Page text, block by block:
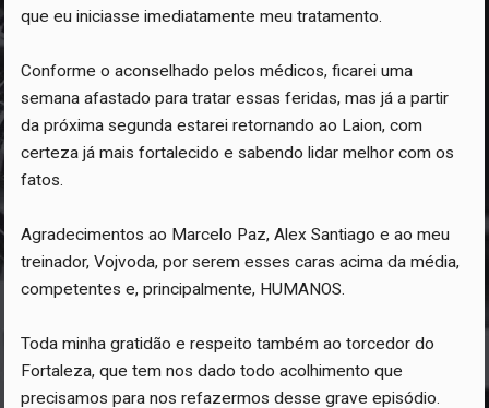
que eu iniciasse imediatamente meu tratamento.
Conforme o aconselhado pelos médicos, ficarei uma
semana afastado para tratar essas feridas, mas já a partir
da próxima segunda estarei retornando ao Laion, com
certeza já mais fortalecido e sabendo lidar melhor com os
fatos.
Agradecimentos ao Marcelo Paz, Alex Santiago e ao meu
treinador, Vojvoda, por serem esses caras acima da média,
competentes e, principalmente, HUMANOS.
Toda minha gratidão e respeito também ao torcedor do
Fortaleza, que tem nos dado todo acolhimento que
precisamos para nos refazermos desse grave episódio.